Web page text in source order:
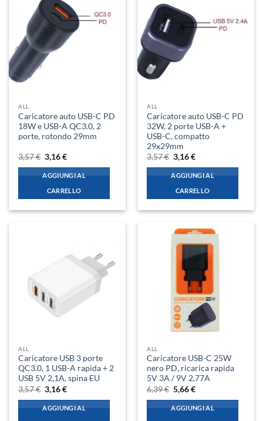
ALL
Caricatore auto USB-C PD
18W e USB-A QC3.0, 2
porte, rotondo 29mm
3,57€ Il
prezzo
originale
era:
3,57 €.
3,16€Il
attuale
è:
3,16 €.
AGGIUNGI AL
CARRELLO
ALL
Caricatore auto USB-C PD
32W, 2 porte USB-A +
USB-C, compatto
29x29mm
3,57€ Il
prezzo
originale
era:
3,57 €.
3,16€Il
attuale
è:
3,16 €.
AGGIUNGI AL
CARRELLO
ALL
Caricatore USB 3 porte
QC3.0, 1 USB-A rapida + 2
USB 5V 2,1A, spina EU
3,57€ Il
prezzo
originale
era:
3,16€Il
attuale
è:
AGGIUNGI AL
ALL
Caricatore USB-C 25W
nero PD, ricarica rapida
5V 3A / 9V 2,77A
6,39€ Il
prezzo
originale
era:
5,66€Il
attuale
è:
AGGIUNGI AL